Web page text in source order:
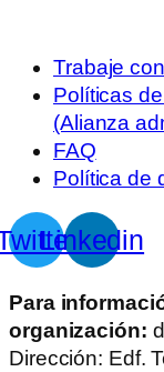
Trabaje
Políticas
(Alianza
FAQ
Política de
Linkedin
Para
organización:
Dirección: Edf.